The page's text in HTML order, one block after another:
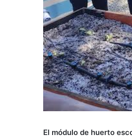
El módulo de huerto